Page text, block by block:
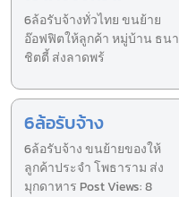
6ล้อรับจ้างทั่วไทย ขนย้าย
อ๊อฟฟิตให้ลูกค้า หมู่บ้าน ธนา
ชิตตี้ ส่งลาดพร้
6ล้อรับจ้าง
6ล้อรับจ้าง ขนย้ายของให้
ลูกค้าประจำ โพธาราม ส่ง
มุกดาหาร Post Views: 8